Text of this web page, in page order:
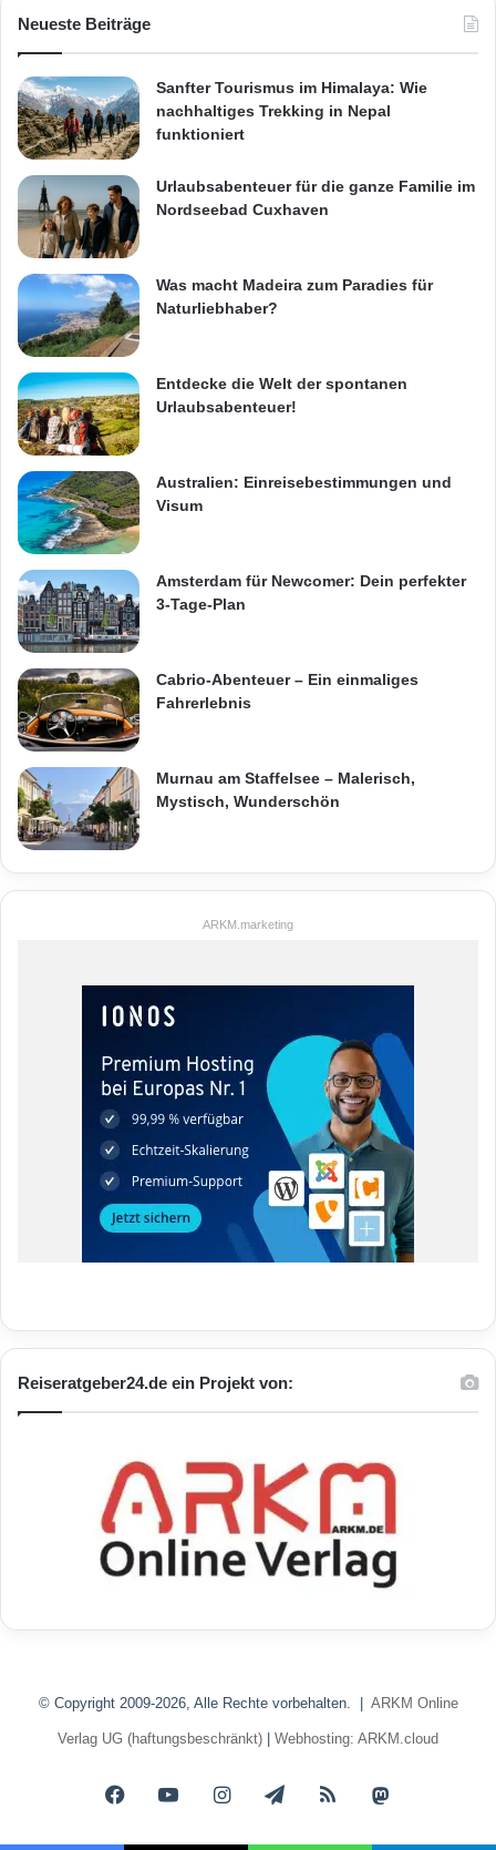
Neueste Beiträge
Sanfter Tourismus im Himalaya: Wie
nachhaltiges Trekking in Nepal
funktioniert
Urlaubsabenteuer für die ganze Familie im
Nordseebad Cuxhaven
Was macht Madeira zum Paradies für
Naturliebhaber?
Entdecke die Welt der spontanen
Urlaubsabenteuer!
Australien: Einreisebestimmungen und
Visum
Amsterdam für Newcomer: Dein perfekter
3-Tage-Plan
Cabrio-Abenteuer – Ein einmaliges
Fahrerlebnis
Murnau am Staffelsee – Malerisch,
Mystisch, Wunderschön
ARKM.marketing
Reiseratgeber24.de ein Projekt von:
© Copyright 2009-2026, Alle Rechte vorbehalten. | ARKM Online
Verlag UG (haftungsbeschränkt) Webhosting: ARKM.cloud
FacebookYouTubeInstagramTelegramRSS